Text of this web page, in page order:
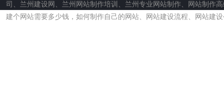
司、兰州建设网、兰州网站制作培训、兰州专业网站制作、网站制作
建个网站需要多少钱，如何制作自己的网站、网站建设流程、网站建设